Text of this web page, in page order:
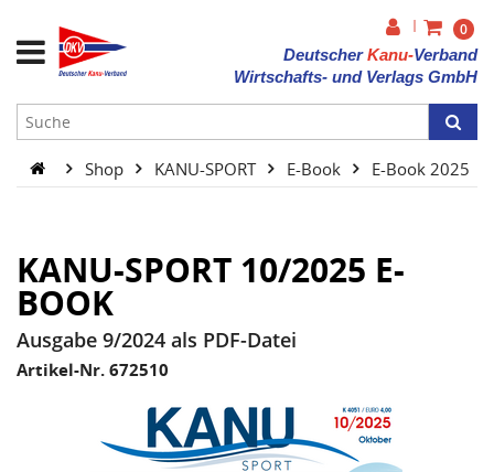
|
0
DeutscherKanu-Verband
Wirtschafts- und Verlags GmbH
Shop KANU-SPORT E-Book E-Book 2025
KANU-SPORT 10/2025 E-
BOOK
Ausgabe 9/2024 als PDF-Datei
Artikel-Nr. 672510